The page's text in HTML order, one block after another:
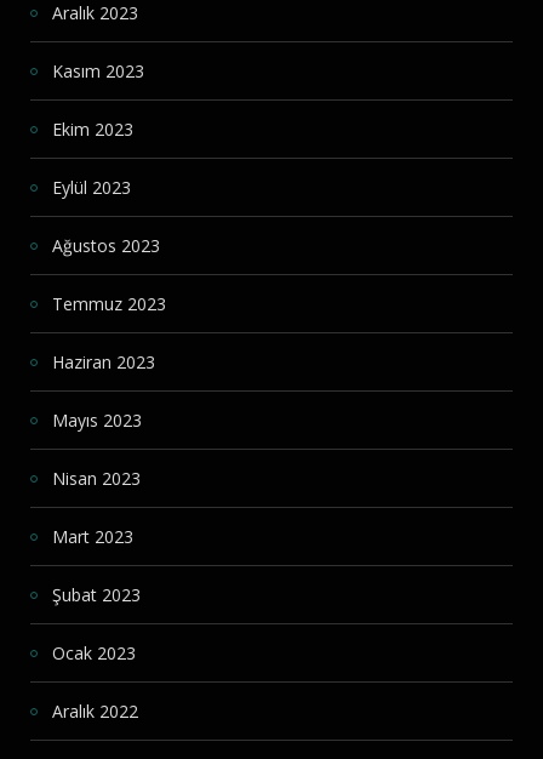
Aralık 2023
Kasım 2023
Ekim 2023
Eylül 2023
Ağustos 2023
Temmuz 2023
Haziran 2023
Mayıs 2023
Nisan 2023
Mart 2023
Şubat 2023
Ocak 2023
Aralık 2022